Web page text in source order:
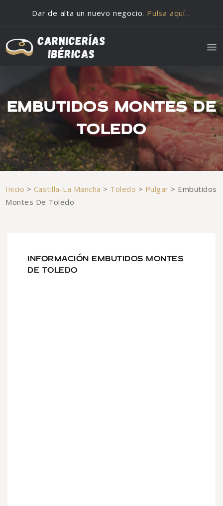
Dar de alta un nuevo negocio. Pulsa aquí…
EMBUTIDOS MONTES DE
TOLEDO
Inicio > Castilla-La Mancha > Toledo > Pulgar > Embutidos
Montes De Toledo
INFORMACIÓN EMBUTIDOS MONTES
DE TOLEDO